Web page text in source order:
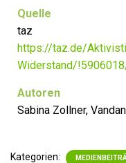
Quelle
taz
https://taz.de/
Widerstand/
Autoren
Sabina Zollner,
Kategorien: